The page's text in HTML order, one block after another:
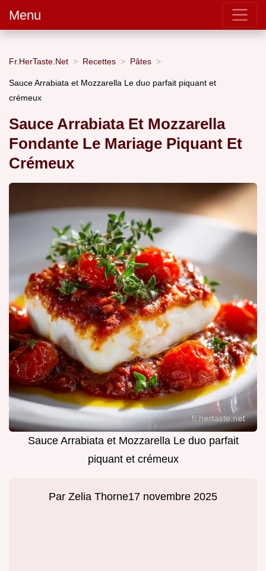
Menu
Fr.HerTaste.Net Recettes Pâtes
Sauce Arrabiata et Mozzarella Le duo parfait piquant et
crémeux
Sauce Arrabiata Et Mozzarella
Fondante Le Mariage Piquant Et
Crémeux
Sauce Arrabiata et Mozzarella Le duo parfait
piquant et crémeux
Par Zelia Thorne17 novembre 2025